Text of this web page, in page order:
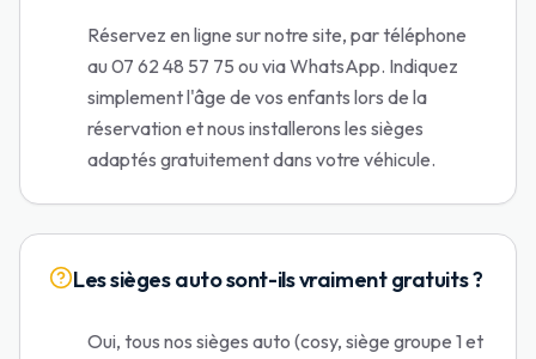
Réservez en ligne sur notre site, par téléphone
au 07 62 48 57 75 ou via WhatsApp. Indiquez
simplement l'âge de vos enfants lors de la
réservation et nous installerons les sièges
adaptés gratuitement dans votre véhicule.
Les sièges auto sont-ils vraiment gratuits ?
Oui, tous nos sièges auto (cosy, siège groupe 1 et